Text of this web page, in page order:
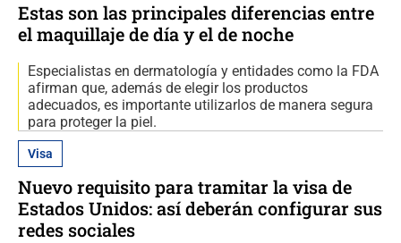
Estas son las principales diferencias entre
el maquillaje de día y el de noche
Especialistas en dermatología y entidades como la FDA
afirman que, además de elegir los productos
adecuados, es importante utilizarlos de manera segura
para proteger la piel.
Visa
Nuevo requisito para tramitar la visa de
Estados Unidos: así deberán configurar sus
redes sociales